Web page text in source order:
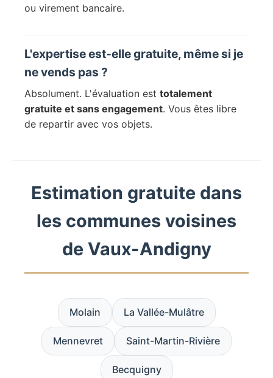
ou virement bancaire.
L'expertise est-elle gratuite, même si je
ne vends pas ?
Absolument. L'évaluation est totalement
gratuite et sans engagement. Vous êtes libre
de repartir avec vos objets.
Estimation gratuite dans
les communes voisines
de Vaux-Andigny
Molain La Vallée-Mulâtre
Mennevret Saint-Martin-Rivière
Becquigny